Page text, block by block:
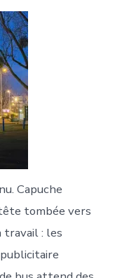
Capuche
tombée vers
travail : les